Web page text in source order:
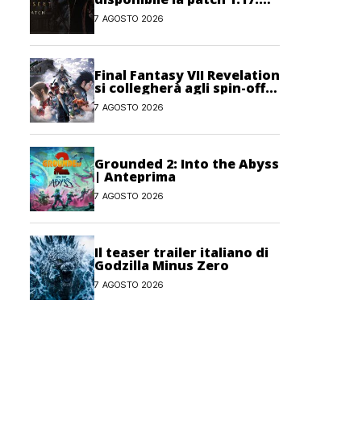
correzioni per sfide,
combattimento e
7 AGOSTO 2026
Final Fantasy VII Revelation
si collegherà agli spin-off
di FF7: Hamaguchi non si
pone limiti
7 AGOSTO 2026
Grounded 2: Into the Abyss
| Anteprima
7 AGOSTO 2026
Il teaser trailer italiano di
Godzilla Minus Zero
7 AGOSTO 2026